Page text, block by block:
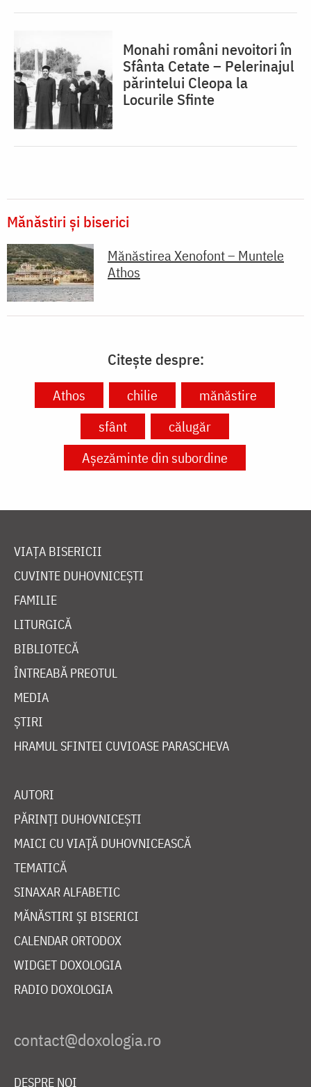
Monahi români nevoitori în
Sfânta Cetate – Pelerinajul
părintelui Cleopa la
Locurile Sfinte
Mănăstiri și biserici
Mănăstirea Xenofont – Muntele
Athos
Citește despre:
Athos chilie
mănăstire
sfânt
călugăr
Așezăminte din subordine
VIAȚA BISERICII
CUVINTE DUHOVNICEȘTI
FAMILIE
LITURGICĂ
BIBLIOTECĂ
ÎNTREABĂ PREOTUL
MEDIA
ȘTIRI
HRAMUL SFINTEI CUVIOASE PARASCHEVA
AUTORI
PĂRINȚI DUHOVNICEȘTI
MAICI CU VIAȚĂ DUHOVNICEASCĂ
TEMATICĂ
SINAXAR ALFABETIC
MĂNĂSTIRI ȘI BISERICI
CALENDAR ORTODOX
WIDGET DOXOLOGIA
RADIO DOXOLOGIA
DESPRE NOI